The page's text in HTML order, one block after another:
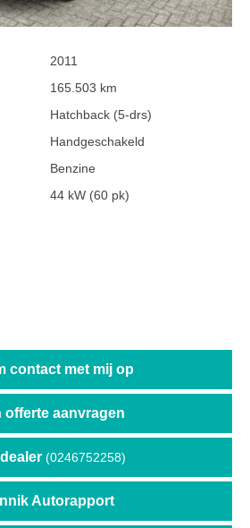
2011
165.503 km
Hatchback (5-drs)
Handgeschakeld
Benzine
44 kW (60 pk)
contact met mij op
offerte aanvragen
(0246752258)
Autorapport